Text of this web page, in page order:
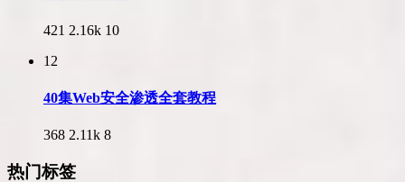
421 2.16k 10
12
40集Web安全渗透全套教程
368 2.11k 8
热门标签